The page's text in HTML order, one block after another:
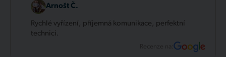
Arnošt Č.
Rychlé vyřízení, příjemná komunikace, perfektní
technici.
Recenze na: